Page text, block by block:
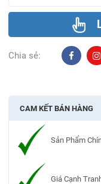
Chia sẻ:
CAM KẾT BÁN HÀNG
Sản Phẩm
Giá Cạnh